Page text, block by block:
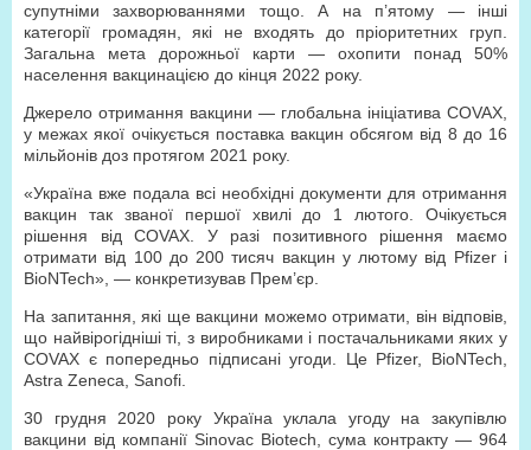
супутніми захворюваннями тощо. А на п’ятому — інші
категорії громадян, які не входять до пріоритетних груп.
Загальна мета дорожньої карти — охопити понад 50%
населення вакцинацією до кінця 2022 року.
Джерело отримання вакцини — глобальна ініціатива COVAX,
у межах якої очікується поставка вакцин обсягом від 8 до 16
мільйонів доз протягом 2021 року.
«Україна вже подала всі необхідні документи для отримання
вакцин так званої першої хвилі до 1 лютого. Очікується
рішення від COVAX. У разі позитивного рішення маємо
отримати від 100 до 200 тисяч вакцин у лютому від Pfizer і
BioNTech», — конкретизував Прем’єр.
На запитання, які ще вакцини можемо отримати, він відповів,
що найвірогідніші ті, з виробниками і постачальниками яких у
COVAX є попередньо підписані угоди. Це Pfizer, BioNTech,
Astra Zeneca, Sanofi.
30 грудня 2020 року Україна уклала угоду на закупівлю
вакцини від компанії Sinovac Biotech, сума контракту — 964